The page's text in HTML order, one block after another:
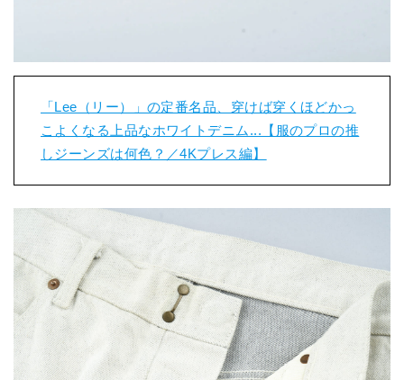
「Lee（リー）」の定番名品、穿けば穿くほどかっ
こよくなる上品なホワイトデニム...【服のプロの推
しジーンズは何色？／4Kプレス編】